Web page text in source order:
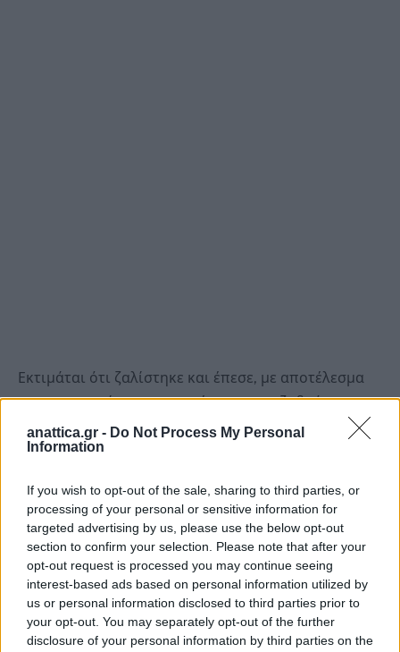
anattica.gr - Do Not Process My Personal
Information
If you wish to opt-out of the sale, sharing to third parties, or
processing of your personal or sensitive information for
targeted advertising by us, please use the below opt-out
section to confirm your selection. Please note that after your
opt-out request is processed you may continue seeing
interest-based ads based on personal information utilized by
us or personal information disclosed to third parties prior to
your opt-out. You may separately opt-out of the further
disclosure of your personal information by third parties on the
Εκτιμάται ότι ζαλίστηκε και έπεσε, με αποτέλεσμα
να εντοπιστεί τραυματισμένος στο πεζοδρόμιο.
Στο σημείο έσπευσαν αστυνομικές δυνάμεις και
Ο 83χρονος διακομίστηκε στο νοσοκομείο της
Κορίνθου και οι γιατροί αμέσως τον διασωλήνωσαν,
καθώς έφερε εσωτερικά τραύματα.
Ωστόσο, το μεσημέρι της Παρασκευής υπέκυψε στα
τραύματά του.